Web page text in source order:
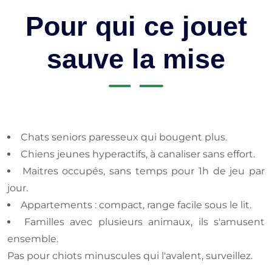
Pour qui ce jouet
sauve la mise
Chats seniors paresseux qui bougent plus.
Chiens jeunes hyperactifs, à canaliser sans effort.
Maitres occupés, sans temps pour 1h de jeu par
jour.
Appartements : compact, range facile sous le lit.
Familles avec plusieurs animaux, ils s'amusent
ensemble.
Pas pour chiots minuscules qui l'avalent, surveillez.